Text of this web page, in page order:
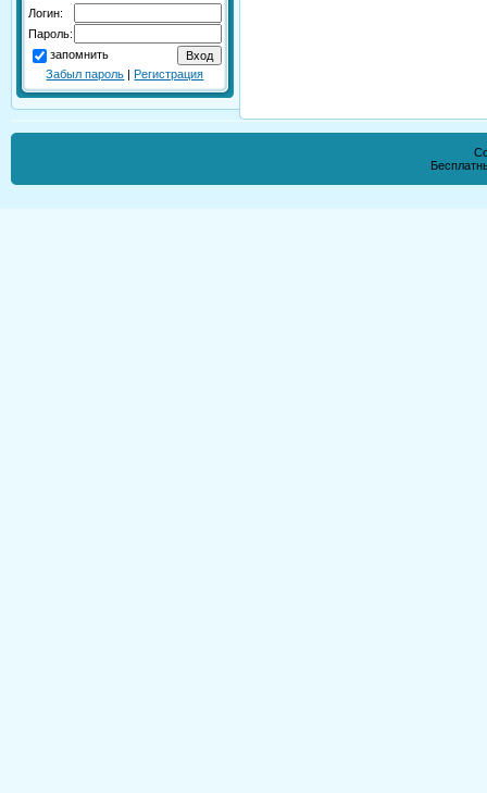
Логин:
Пароль:
запомнить
Забыл пароль |Регистрация